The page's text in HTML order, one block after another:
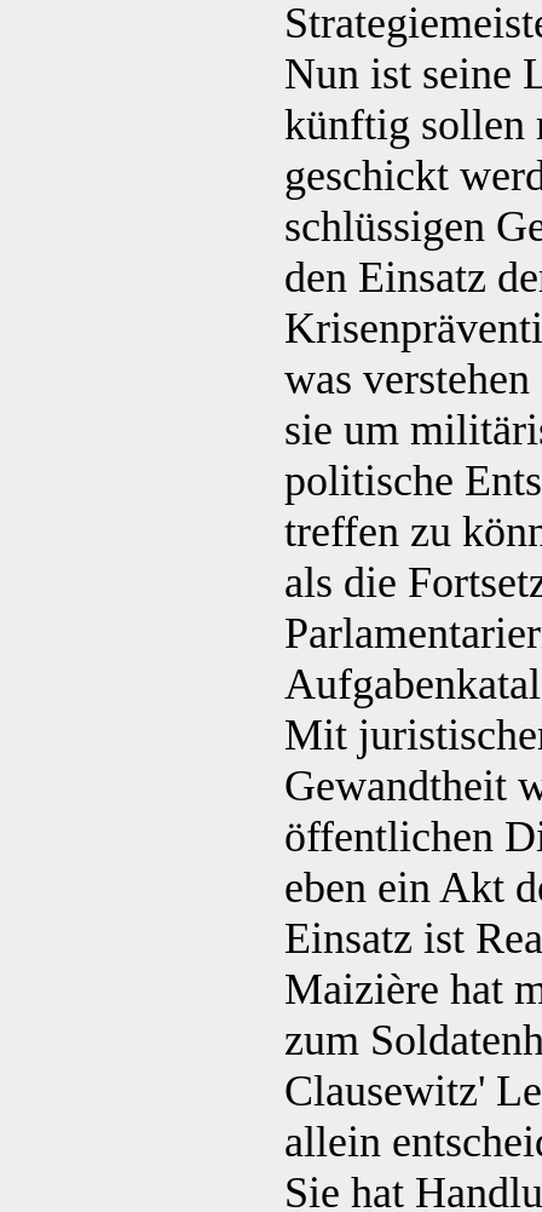
Nun ist seine
künftig sollen
geschickt
schlüssigen
den Einsatz
was
sie um
politische
treffen zu
als die
Mit
Gewandtheit
öffentlichen
eben ein Akt
Einsatz ist
Maizière hat
zum
Clausewitz'
allein
Sie hat